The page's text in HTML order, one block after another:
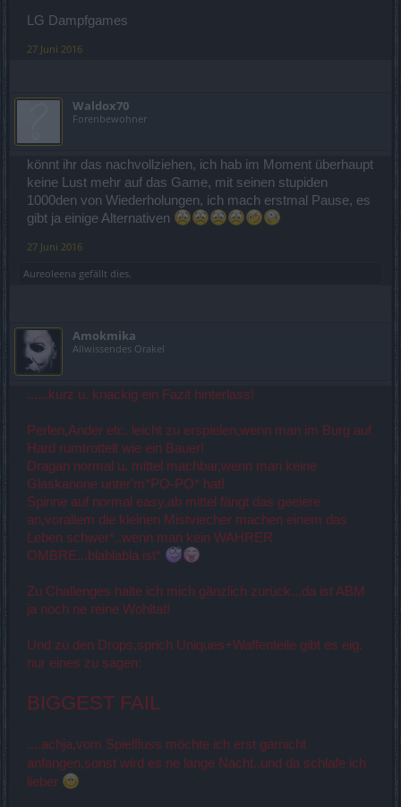
LG Dampfgames
27 Juni 2016
Waldox70
Forenbewohner
könnt ihr das nachvollziehen, ich hab im Moment überhaupt
keine Lust mehr auf das Game, mit seinen stupiden
1000den von Wiederholungen, ich mach erstmal Pause, es
gibt ja einige Alternativen
27 Juni 2016
Aureoleena gefällt dies.
Amokmika
Allwissendes Orakel
......kurz u. knackig ein Fazit hinterlass!
Perlen,Ander etc. leicht zu erspielen,wenn man im Burg auf
Hard rumtrottelt wie ein Bauer!
Dragan normal u. mittel machbar,wenn man keine
Glaskanone unter'm*PO-PO* hat!
Spinne auf normal easy,ab mittel fängt das geeiere
an,vorallem die kleinen Mistviecher machen einem das
Leben schwer*..wenn man kein WAHRER
OMBRE...blablabla ist*
Zu Challenges halte ich mich gänzlich zurück...da ist ABM
ja noch ne reine Wohltat!
Und zu den Drops,sprich Uniques+Waffenteile gibt es eig.
nur eines zu sagen:
BIGGEST FAIL
....achja,vom Spielfluss möchte ich erst garnicht
anfangen,sonst wird es ne lange Nacht..und da schlafe ich
lieber